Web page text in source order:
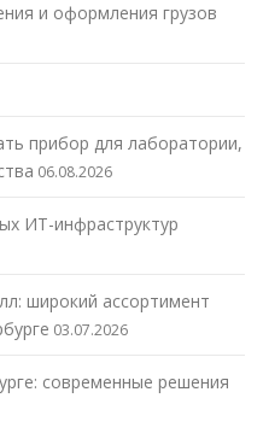
и оформления грузов
прибор для лаборатории,
06.08.2026
ИТ-инфраструктур
широкий ассортимент
03.07.2026
современные решения